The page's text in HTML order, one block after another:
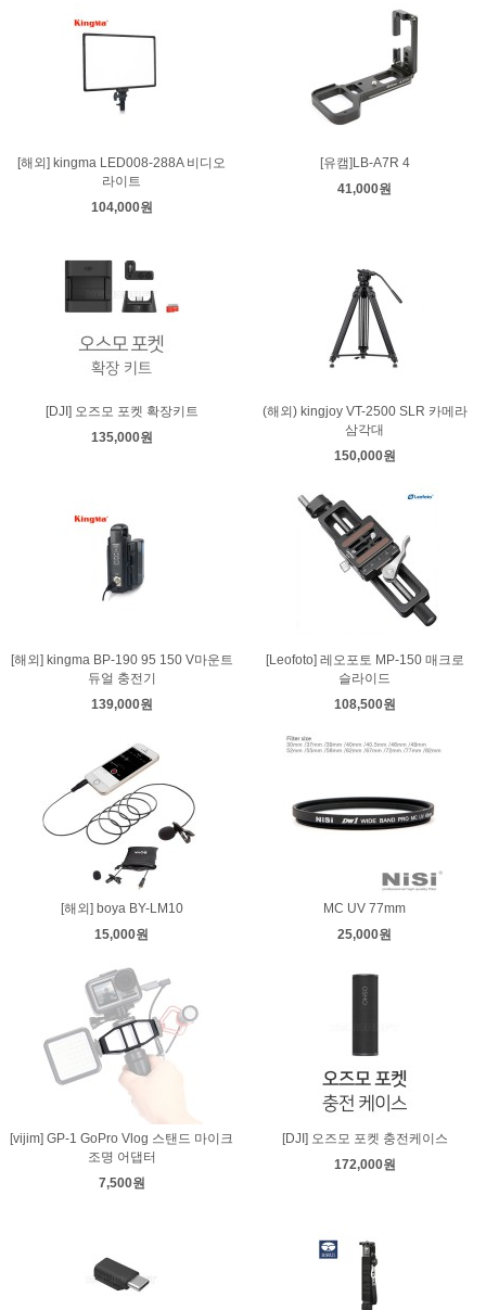
[해외] kingma LED008-288A 비디오
라이트
104,000원
[유캠]LB-A7R 4
41,000원
[DJI] 오즈모 포켓 확장키트
135,000원
(해외) kingjoy VT-2500 SLR 카메라
삼각대
150,000원
[해외] kingma BP-190 95 150 V마운트
듀얼 충전기
139,000원
[Leofoto] 레오포토 MP-150 매크로
슬라이드
108,500원
[해외] boya BY-LM10
15,000원
MC UV 77mm
25,000원
[vijim] GP-1 GoPro Vlog 스탠드 마이크
조명 어댑터
7,500원
[DJI] 오즈모 포켓 충전케이스
172,000원